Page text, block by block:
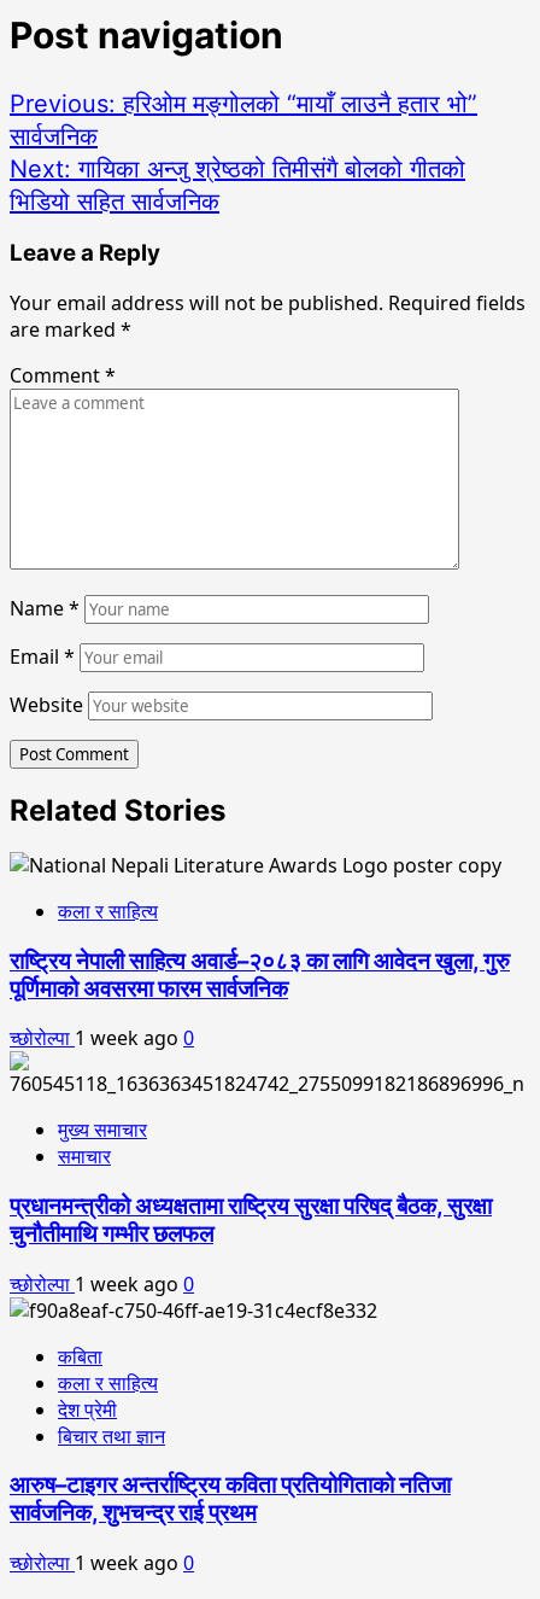
Post navigation
Previous:हरिओम मङ्गोलको “मायाँ लाउनै हतार भो”
सार्वजनिक
Next:गायिका अन्जु श्रेष्ठको तिमीसंगै बोलको गीतको
भिडियो सहित सार्वजनिक
Leave a Reply
Your email address will not be published. Required fields
are marked *
Comment*
Name*
Email *
Website
Related Stories
कला र साहित्य
राष्ट्रिय नेपाली साहित्य अवार्ड–२०८३ का लागि आवेदन खुला, गुरु
पूर्णिमाको अवसरमा फारम सार्वजनिक
च्छोरोल्पा 1 week ago 0
मुख्य समाचार
समाचार
प्रधानमन्त्रीको अध्यक्षतामा राष्ट्रिय सुरक्षा परिषद् बैठक, सुरक्षा
चुनौतीमाथि गम्भीर छलफल
च्छोरोल्पा 1 week ago 0
कबिता
कला र साहित्य
देश प्रेमी
बिचार तथा ज्ञान
आरुष–टाइगर अन्तर्राष्ट्रिय कविता प्रतियोगिताको नतिजा
सार्वजनिक, शुभचन्द्र राई प्रथम
च्छोरोल्पा 1 week ago 0